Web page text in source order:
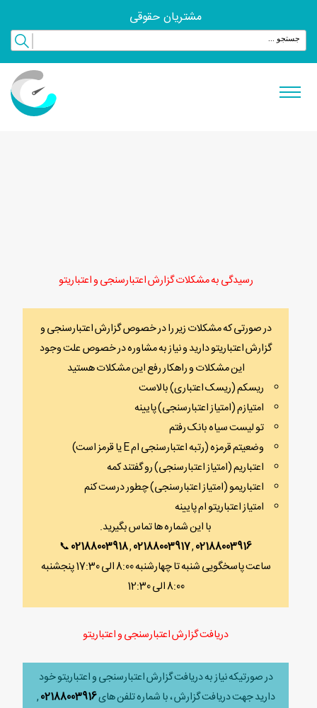
مشتریان حقوقی
رسیدگی به مشکلات گزارش اعتبارسنجی و اعتباریتو
در صورتی که مشکلات زیر را در خصوص گزارش اعتبارسنجی و
گزارش اعتباریتو دارید و نیاز به مشاوره در خصوص علت وجود
این مشکلات و راهکار رفع این مشکلات هستید
ریسکم (ریسک اعتباری) بالاست
امتیازم (امتیاز اعتبارسنجی) پایینه
تو لیست سیاه بانک رفتم
وضعیتم قرمزه (رتبه اعتبارسنجی ام E یا قرمز است)
اعتباریم (امتیاز اعتبارسنجی) رو گفتند کمه
اعتباریمو (امتیاز اعتبارسنجی) چطور درست کنم
امتیاز اعتباریتو ام پایینه
با این شماره ها تماس بگیرید.
02188003916
,
02188003917
,
02188003918
📞
ساعت پاسخگویی شنبه تا چهارشنبه 8:00 الی 17:30 پنجشنبه
8:00 الی 12:30
دریافت گزارش اعتبارسنجی و اعتباریتو
در صورتیکه نیاز به دریافت گزارش اعتبارسنجی و اعتباریتو خود
دارید جهت دریافت گزارش ، با شماره تلفن های02188003916
,